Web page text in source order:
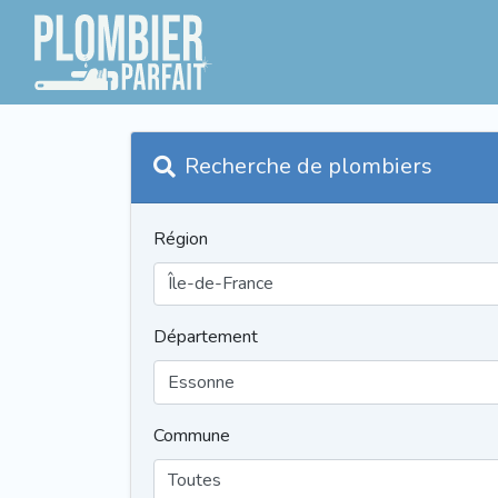
Recherche de plombiers
Région
Département
Commune